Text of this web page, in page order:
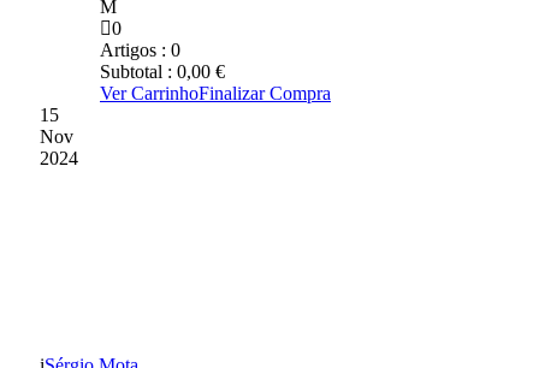
0
Artigos : 0
Subtotal : 0,00 €
Ver CarrinhoFinalizar Compra
15
Nov
2024